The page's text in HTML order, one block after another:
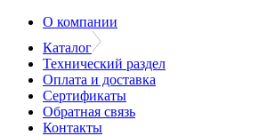
О компании
Каталог
Технический раздел
Оплата и доставка
Сертификаты
Обратная связь
Контакты